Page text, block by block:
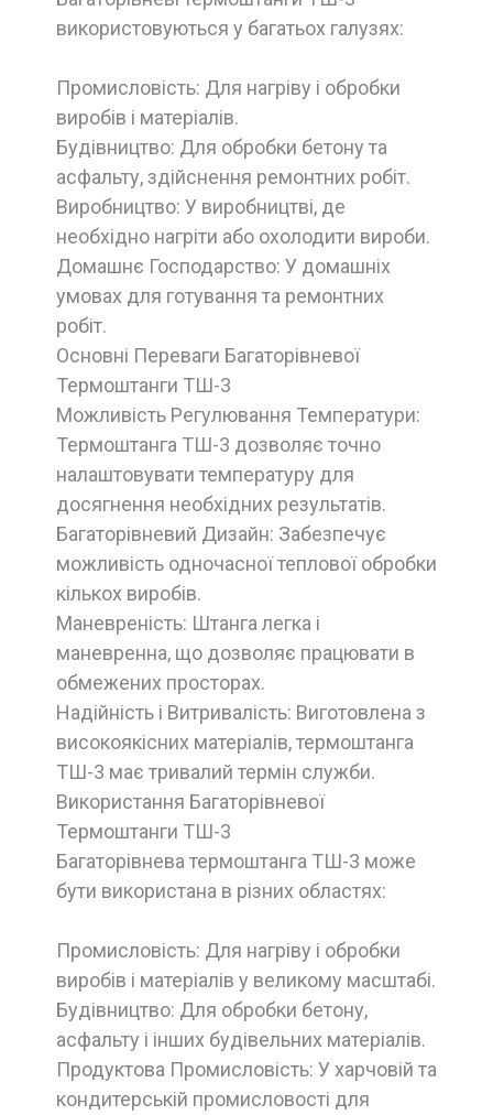
використовуються у багатьох галузях:
Промисловість: Для нагріву і обробки
виробів і матеріалів.
Будівництво: Для обробки бетону та
асфальту, здійснення ремонтних робіт.
Виробництво: У виробництві, де
необхідно нагріти або охолодити вироби.
Домашнє Господарство: У домашніх
умовах для готування та ремонтних
робіт.
Основні Переваги Багаторівневої
Термоштанги ТШ-3
Можливість Регулювання Температури:
Термоштанга ТШ-3 дозволяє точно
налаштовувати температуру для
досягнення необхідних результатів.
Багаторівневий Дизайн: Забезпечує
можливість одночасної теплової обробки
кількох виробів.
Маневреність: Штанга легка і
маневренна, що дозволяє працювати в
обмежених просторах.
Надійність і Витривалість: Виготовлена з
високоякісних матеріалів, термоштанга
ТШ-3 має тривалий термін служби.
Використання Багаторівневої
Термоштанги ТШ-3
Багаторівнева термоштанга ТШ-3 може
бути використана в різних областях:
Промисловість: Для нагріву і обробки
виробів і матеріалів у великому масштабі.
Будівництво: Для обробки бетону,
асфальту і інших будівельних матеріалів.
Продуктова Промисловість: У харчовій та
кондитерській промисловості для